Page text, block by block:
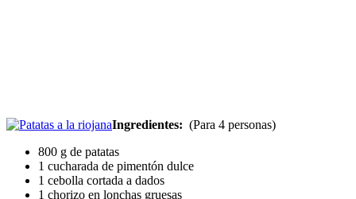
Ingredientes: (Para 4 personas)
800 g de patatas
1 cucharada de pimentón dulce
1 cebolla cortada a dados
1 chorizo en lonchas gruesas